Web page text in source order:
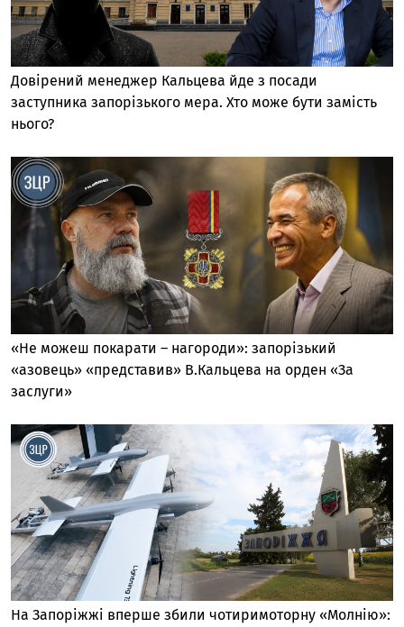
Довірений менеджер Кальцева йде з посади
заступника запорізького мера. Хто може бути замість
нього?
«Не можеш покарати – нагороди»: запорізький
«азовець» «представив» В.Кальцева на орден «За
заслуги»
На Запоріжжі вперше збили чотиримоторну «Молнію»: